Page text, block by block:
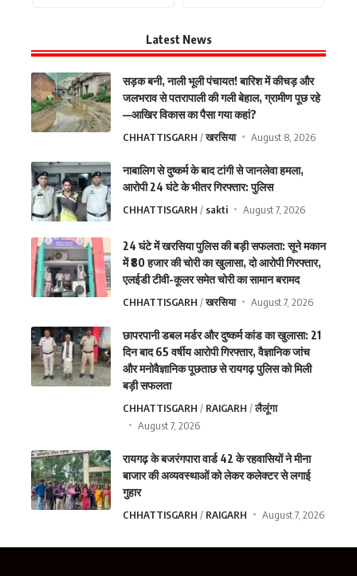
Latest News
सड़क बनी, नाली भूली पंचायत! बारिश में कीचड़ और
जलभराव से पतरापाली की गली बेहाल, ग्रामीण पूछ रहे
—आखिर विकास का पैसा गया कहां?
CHHATTISGARH खरसिया August 8, 2026
नाबालिग से दुष्कर्म के बाद टांगी से जानलेवा हमला,
आरोपी 24 घंटे के भीतर गिरफ्तार: पुलिस
CHHATTISGARH sakti August 7, 2026
24 घंटे में खरसिया पुलिस की बड़ी सफलता: सूने मकान
में ₹80 हजार की चोरी का खुलासा, दो आरोपी गिरफ्तार,
एलईडी टीवी-कूलर समेत चोरी का सामान बरामद
CHHATTISGARH खरसिया August 7, 2026
छापरपानी डबल मर्डर और दुष्कर्म कांड का खुलासा: 21
दिन बाद 65 वर्षीय आरोपी गिरफ्तार, वैज्ञानिक जांच
और मनोवैज्ञानिक पूछताछ से रायगढ़ पुलिस को मिली
बड़ी सफलता
CHHATTISGARH RAIGARH
लैलूंगा
August 7, 2026
रायगढ़ के बजरंगपारा वार्ड 42 के रहवासियों ने मीना
बाजार की अव्यवस्थाओं को लेकर कलेक्टर से लगाई
गुहार
CHHATTISGARH RAIGARH August 7, 2026